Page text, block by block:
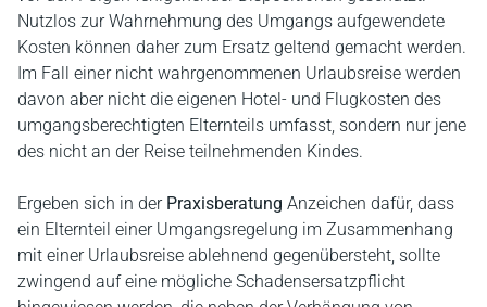
Nutzlos zur Wahrnehmung des Umgangs aufgewendete
Kosten können daher zum Ersatz geltend gemacht werden.
Im Fall einer nicht wahrgenommenen Urlaubsreise werden
davon aber nicht die eigenen Hotel- und Flugkosten des
umgangsberechtigten Elternteils umfasst, sondern nur jene
des nicht an der Reise teilnehmenden Kindes.
Ergeben sich in der Praxisberatung Anzeichen dafür, dass
ein Elternteil einer Umgangsregelung im Zusammenhang
mit einer Urlaubsreise ablehnend gegenübersteht, sollte
zwingend auf eine mögliche Schadensersatzpflicht